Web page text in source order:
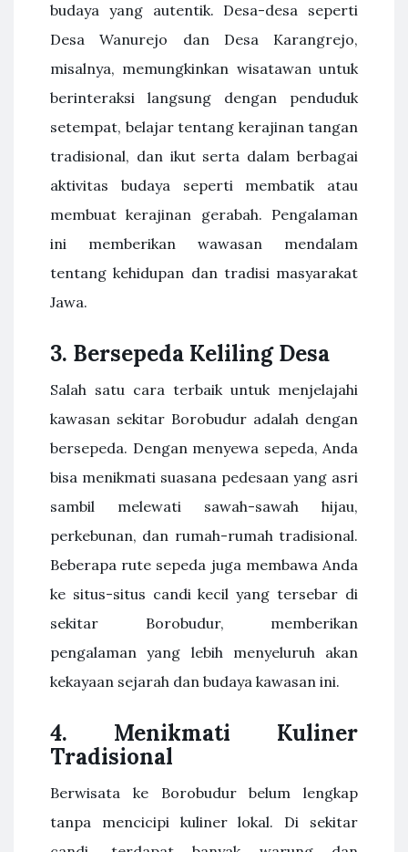
budaya yang autentik. Desa-desa seperti
Desa Wanurejo dan Desa Karangrejo,
misalnya, memungkinkan wisatawan untuk
berinteraksi langsung dengan penduduk
setempat, belajar tentang kerajinan tangan
tradisional, dan ikut serta dalam berbagai
aktivitas budaya seperti membatik atau
membuat kerajinan gerabah. Pengalaman
ini memberikan wawasan mendalam
tentang kehidupan dan tradisi masyarakat
Jawa.
3. Bersepeda Keliling Desa
Salah satu cara terbaik untuk menjelajahi
kawasan sekitar Borobudur adalah dengan
bersepeda. Dengan menyewa sepeda, Anda
bisa menikmati suasana pedesaan yang asri
sambil melewati sawah-sawah hijau,
perkebunan, dan rumah-rumah tradisional.
Beberapa rute sepeda juga membawa Anda
ke situs-situs candi kecil yang tersebar di
sekitar Borobudur, memberikan
pengalaman yang lebih menyeluruh akan
kekayaan sejarah dan budaya kawasan ini.
4. Menikmati Kuliner
Tradisional
Berwisata ke Borobudur belum lengkap
tanpa mencicipi kuliner lokal. Di sekitar